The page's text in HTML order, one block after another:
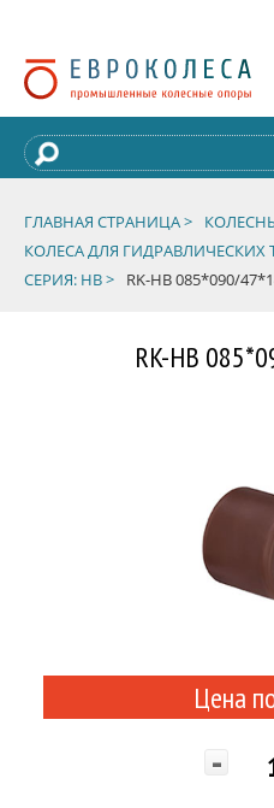
ГЛАВНАЯ СТРАНИЦА >
КОЛЕСА ДЛЯ
СЕРИЯ: HB >
RK-HB 085*090/
RK-HB
Цена
-